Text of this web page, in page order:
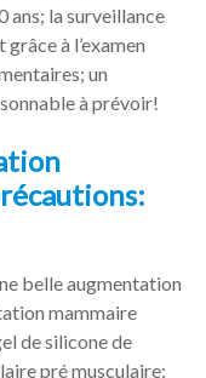
ans; la surveillance
à l’examen
un
à prévoir!
belle augmentation
mammaire
de silicone de
pré musculaire;